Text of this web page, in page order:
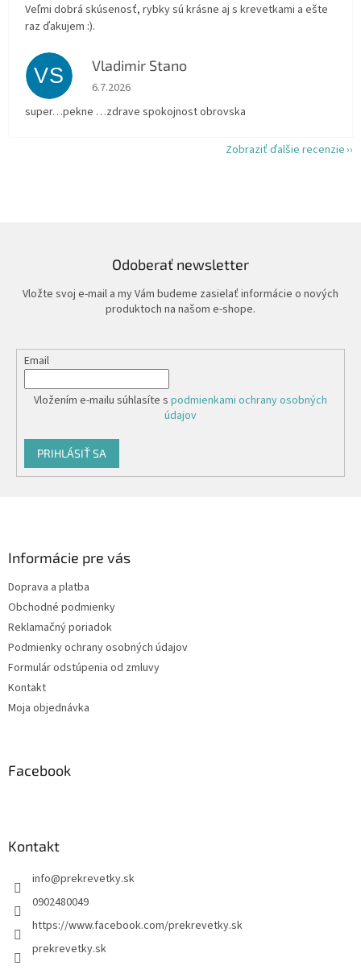
Veľmi dobrá skúsenosť, rybky sú krásne aj s krevetkami a ešte
raz ďakujem :).
VS Vladimir Stano
Hodnotenie obchodu je 5 z 5 hviezdičiek.
6.7.2026
super…pekne …zdrave spokojnost obrovska
Zobraziť ďalšie recenzie
Odoberať newsletter
Vložte svoj e-mail a my Vám budeme zasielať informácie o nových
produktoch na našom e-shope.
Email
Vložením e-mailu súhlasíte s podmienkami ochrany osobných
údajov
PRIHLÁSIŤ SA
Informácie pre vás
Doprava a platba
Obchodné podmienky
Reklamačný poriadok
Podmienky ochrany osobných údajov
Formulár odstúpenia od zmluvy
Kontakt
Moja objednávka
Facebook
Kontakt
info@prekrevetky.sk
0902480049
https://www.facebook.com/prekrevetky.sk
prekrevetky.sk